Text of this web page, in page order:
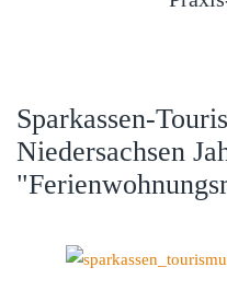
Sparkassen-
Niedersachsen